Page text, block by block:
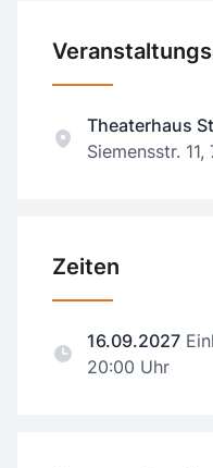
Theaterhaus
Siemensstr.
Zeiten
16.09.2027
20:00 Uhr